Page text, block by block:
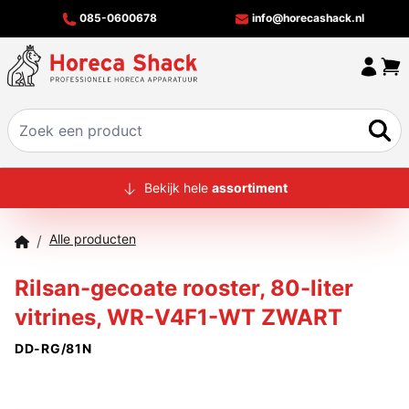
085-0600678 info@horecashack.nl
HOME
MERKEN
OFFERTECHECKER
Bekijk hele assortiment
/ Alle producten
Rilsan-gecoate rooster, 80-liter
vitrines, WR-V4F1-WT ZWART
DD-RG/81N